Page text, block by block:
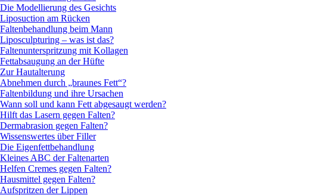
Die Modellierung des Gesichts
Liposuction am Rücken
Faltenbehandlung beim Mann
Liposculpturing – was ist das?
Faltenunterspritzung mit Kollagen
Fettabsaugung an der Hüfte
Zur Hautalterung
Abnehmen durch „braunes Fett“?
Faltenbildung und ihre Ursachen
Wann soll und kann Fett abgesaugt werden?
Hilft das Lasern gegen Falten?
Dermabrasion gegen Falten?
Wissenswertes über Filler
Die Eigenfettbehandlung
Kleines ABC der Faltenarten
Helfen Cremes gegen Falten?
Hausmittel gegen Falten?
Aufspritzen der Lippen